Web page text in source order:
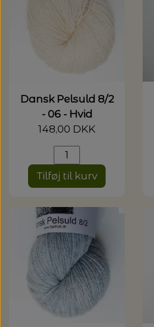
Dansk Pelsuld 8/2
- 06 - Hvid
148,00 DKK
Tilføj til kurv